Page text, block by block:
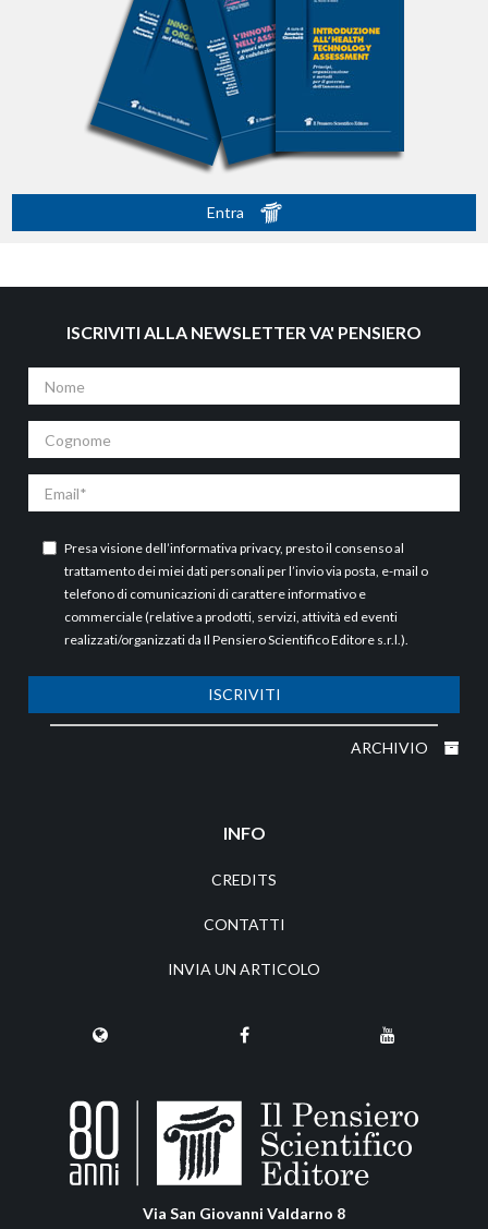
Entra
ISCRIVITI ALLA NEWSLETTER VA' PENSIERO
Presa visione dell’informativa privacy, presto il consenso al
trattamento dei miei dati personali per l’invio via posta, e-mail o
telefono di comunicazioni di carattere informativo e
commerciale (relative a prodotti, servizi, attività ed eventi
realizzati/organizzati da Il Pensiero Scientifico Editore s.r.l.).
ISCRIVITI
ARCHIVIO
INFO
CREDITS
CONTATTI
INVIA UN ARTICOLO
Via San Giovanni Valdarno 8